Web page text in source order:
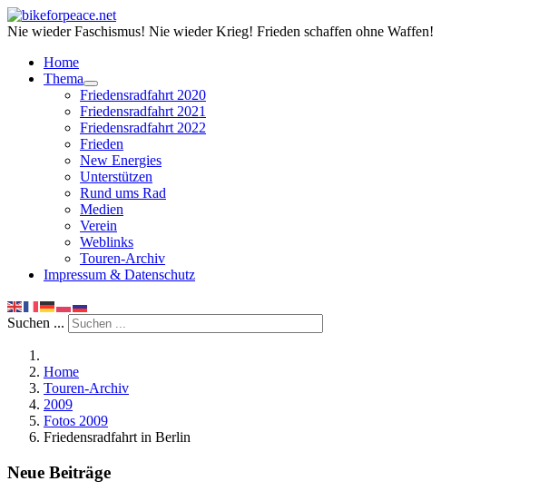
Nie wieder Faschismus! Nie wieder Krieg! Frieden schaffen ohne Waffen!
Home
Thema
Friedensradfahrt 2020
Friedensradfahrt 2021
Friedensradfahrt 2022
Frieden
New Energies
Unterstützen
Rund ums Rad
Medien
Verein
Weblinks
Touren-Archiv
Impressum & Datenschutz
Suchen ...
Home
Touren-Archiv
2009
Fotos 2009
Friedensradfahrt in Berlin
Neue Beiträge